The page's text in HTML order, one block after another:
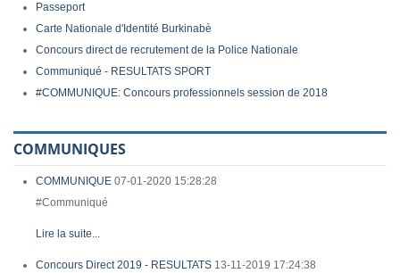
Passeport
Carte Nationale d'Identité Burkinabè
Concours direct de recrutement de la Police Nationale
Communiqué - RESULTATS SPORT
#COMMUNIQUE: Concours professionnels session de 2018
COMMUNIQUES
COMMUNIQUE 07-01-2020 15:28:28
#Communiqué
Lire la suite...
Concours Direct 2019 - RESULTATS 13-11-2019 17:24:38